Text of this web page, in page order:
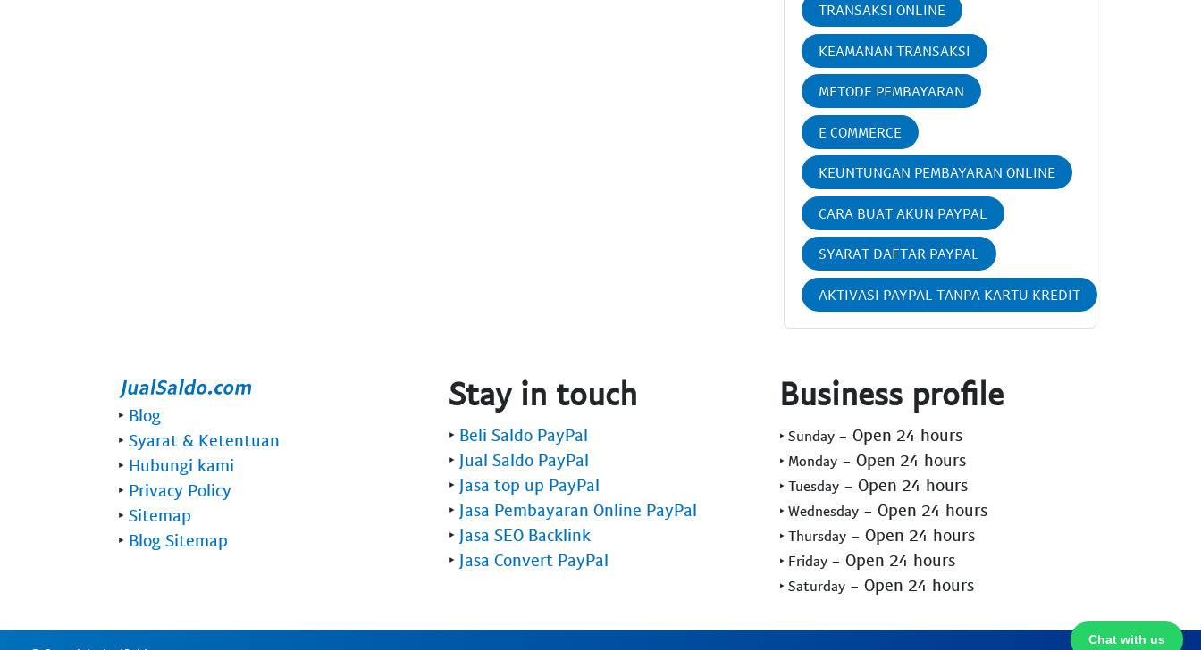
TRANSAKSI ONLINE
KEAMANAN TRANSAKSI
METODE PEMBAYARAN
E COMMERCE
KEUNTUNGAN PEMBAYARAN ONLINE
CARA BUAT AKUN PAYPAL
SYARAT DAFTAR PAYPAL
AKTIVASI PAYPAL TANPA KARTU KREDIT
Chat with us
‣ Blog
‣ Syarat & Ketentuan
‣ Hubungi kami
‣ Privacy Policy
‣ Sitemap
‣ Blog Sitemap
Stay in touch
‣ Beli Saldo PayPal
‣ Jual Saldo PayPal
‣ Jasa top up PayPal
‣ Jasa Pembayaran Online PayPal
‣ Jasa SEO Backlink
‣ Jasa Convert PayPal
Business profile
‣ Sunday - Open 24 hours
‣ Monday - Open 24 hours
‣ Tuesday - Open 24 hours
‣ Wednesday - Open 24 hours
‣ Thursday - Open 24 hours
‣ Friday - Open 24 hours
‣ Saturday - Open 24 hours